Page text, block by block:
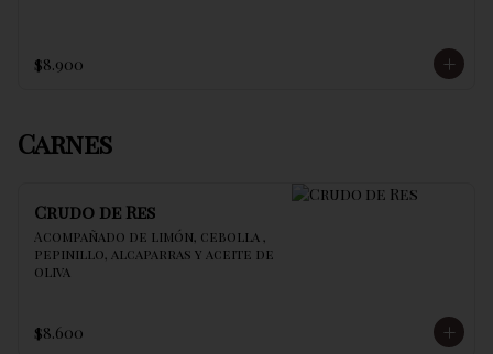
$8.900
Carnes
Crudo de Res
Acompañado de limón, cebolla ,
pepinillo, alcaparras y aceite de
oliva
$8.600